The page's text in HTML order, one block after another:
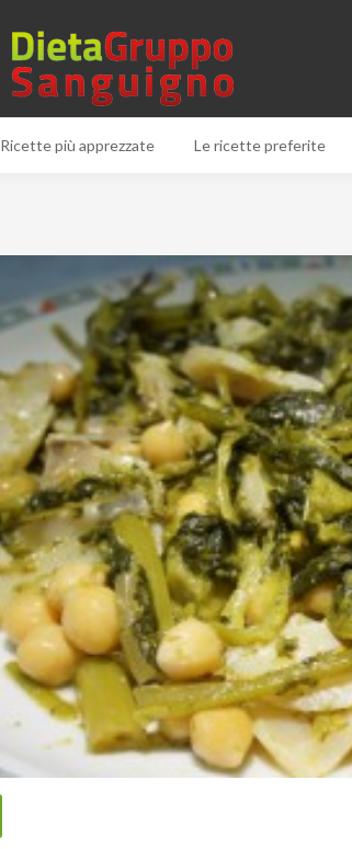
Ricette più apprezzate Le ricette preferite